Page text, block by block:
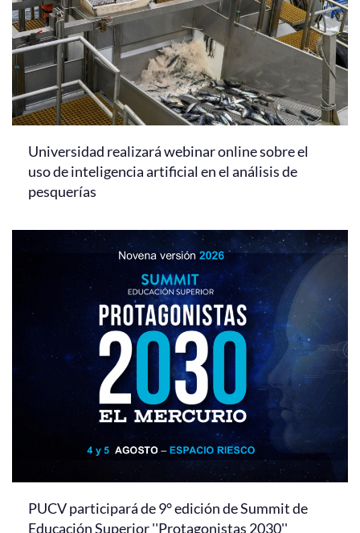
Universidad realizará webinar online sobre el
uso de inteligencia artificial en el análisis de
pesquerías
PUCV participará de 9° edición de Summit de
Educación Superior ''Protagonistas 2030''